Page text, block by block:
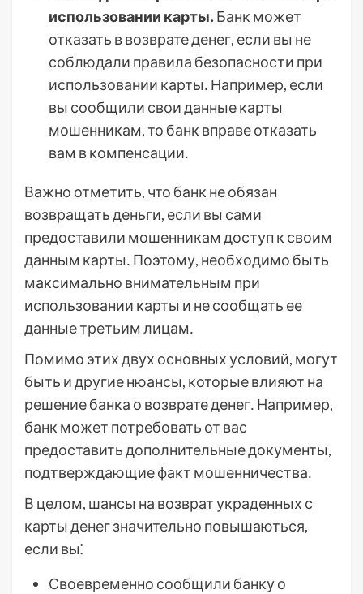
использовании карты․ Банк может
отказать в возврате денег, если вы не
соблюдали правила безопасности при
использовании карты․ Например, если
вы сообщили свои данные карты
мошенникам, то банк вправе отказать
вам в компенсации․
Важно отметить, что банк не обязан
возвращать деньги, если вы сами
предоставили мошенникам доступ к своим
данным карты․ Поэтому, необходимо быть
максимально внимательным при
использовании карты и не сообщать ее
данные третьим лицам․
Помимо этих двух основных условий, могут
быть и другие нюансы, которые влияют на
решение банка о возврате денег․ Например,
банк может потребовать от вас
предоставить дополнительные документы,
подтверждающие факт мошенничества․
В целом, шансы на возврат украденных с
карты денег значительно повышаються,
если вы⁚
Своевременно сообщили банку о